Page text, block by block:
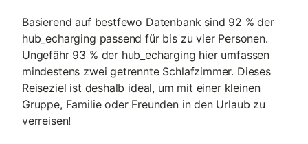
Basierend auf bestfewo Datenbank sind 92 % der
hub_echarging passend für bis zu vier Personen.
Ungefähr 93 % der hub_echarging hier umfassen
mindestens zwei getrennte Schlafzimmer. Dieses
Reiseziel ist deshalb ideal, um mit einer kleinen
Gruppe, Familie oder Freunden in den Urlaub zu
verreisen!